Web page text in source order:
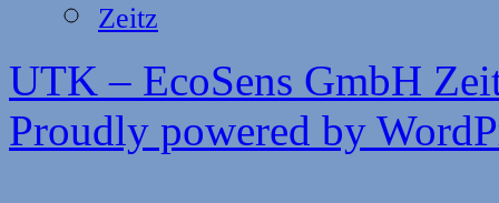
Zeitz
UTK – EcoSens GmbH
Proudly powered by